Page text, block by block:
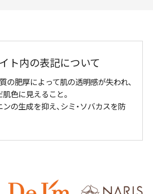
ト内の表記について
の肥厚によって肌の透明感が失われ、
色に見えること。
の生成を抑え、シミ・ソバカスを防